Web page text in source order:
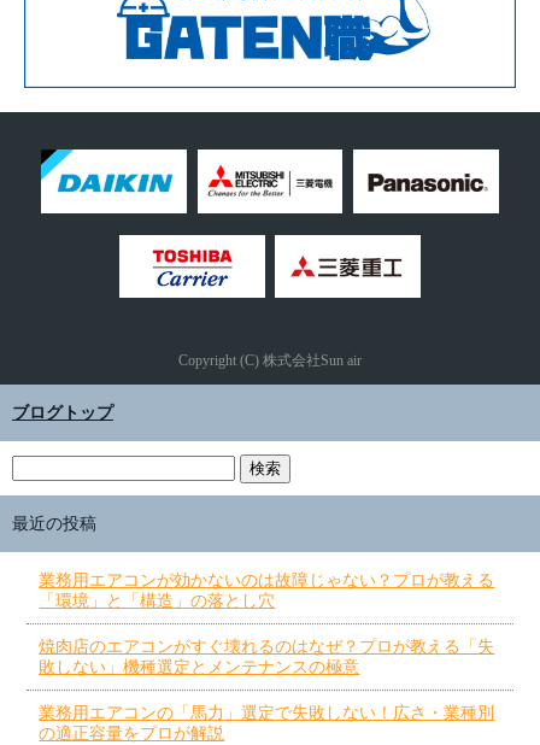
Copyright (C) 株式会社Sun air
ブログトップ
最近の投稿
業務用エアコンが効かないのは故障じゃない？プロが教える
「環境」と「構造」の落とし穴
焼肉店のエアコンがすぐ壊れるのはなぜ？プロが教える「失
敗しない」機種選定とメンテナンスの極意
業務用エアコンの「馬力」選定で失敗しない！広さ・業種別
の適正容量をプロが解説